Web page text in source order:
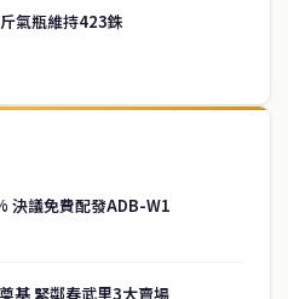
氣瓶維持423銖
決議免費配發ADB-W1
基 緊鄰春武里3大賣場
設於曼谷的中文新聞媒體，致力於
群與社會時事，為在泰華人讀者提
。
↑ 回到頂端